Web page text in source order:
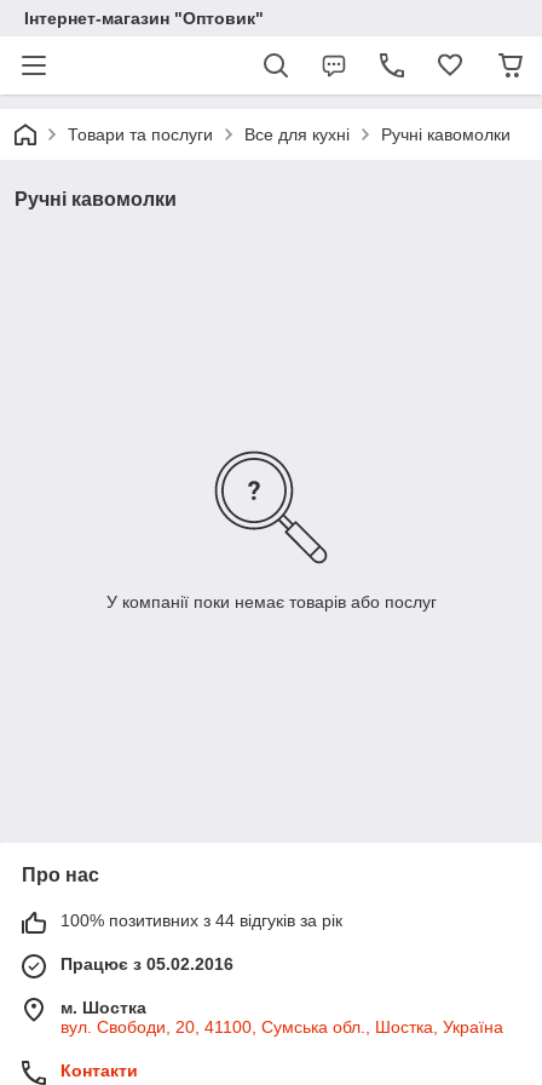
Інтернет-магазин "Оптовик"
Товари та послуги Все для кухні Ручні кавомолки
Ручні кавомолки
У компанії поки немає товарів або послуг
Про нас
100% позитивних з 44 відгуків за рік
Працює з 05.02.2016
м. Шостка
вул. Свободи, 20, 41100, Сумська обл., Шостка, Україна
Контакти